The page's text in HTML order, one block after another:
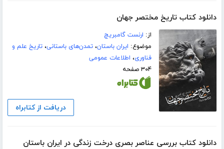
دانلود کتاب تاریخ مختصر جهان
از: ارنست گامبریچ
موضوع: ایران باستان،تمدن‌های باستانی،تاریخ علم و
فناوری، اطلاعات عمومی
۳۰۴ صفحه
دریافت از کتابراه
دانلود کتاب بررسی عناصر بصری درخت زندگی در ایران باستان